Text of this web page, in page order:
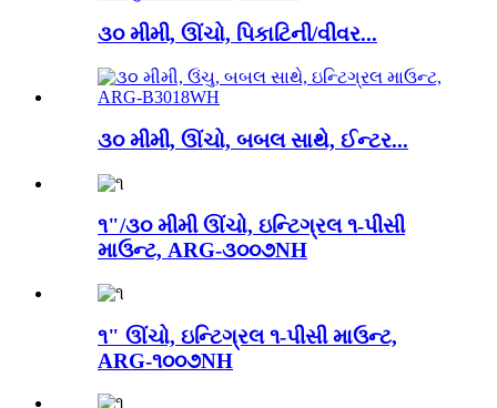
૩૦ મીમી, ઊંચો, પિકાટિની/વીવર...
૩૦ મીમી, ઊંચો, બબલ સાથે, ઈન્ટર...
૧"/૩૦ મીમી ઊંચો, ઇન્ટિગ્રલ ૧-પીસી
માઉન્ટ, ARG-૩૦૦૭NH
૧" ઊંચો, ઇન્ટિગ્રલ ૧-પીસી માઉન્ટ,
ARG-૧૦૦૭NH